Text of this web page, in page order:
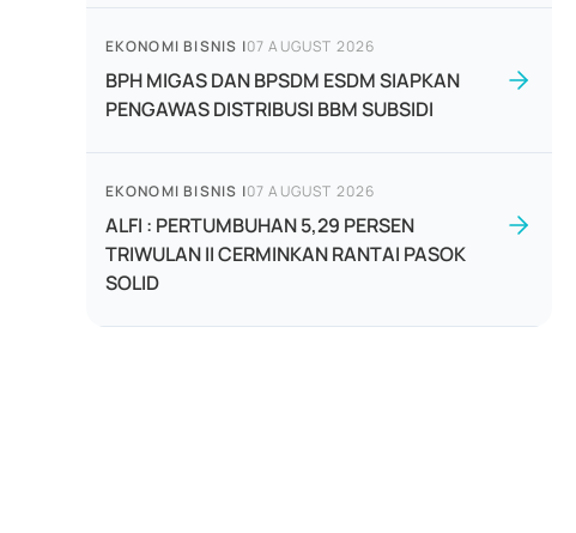
EKONOMI BISNIS |07 AUGUST 2026
BPH MIGAS DAN BPSDM ESDM SIAPKAN
PENGAWAS DISTRIBUSI BBM SUBSIDI
EKONOMI BISNIS |07 AUGUST 2026
ALFI : PERTUMBUHAN 5,29 PERSEN
TRIWULAN II CERMINKAN RANTAI PASOK
SOLID